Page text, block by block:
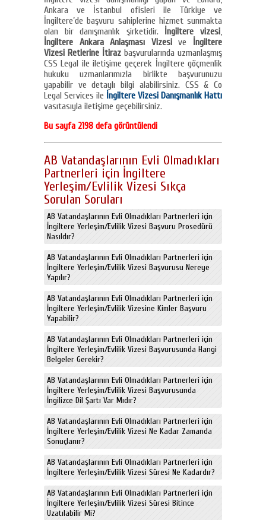
Ankara ve İstanbul ofisleri ile Türkiye ve
İngiltere’de başvuru sahiplerine hizmet sunmakta
olan bir danışmanlık şirketidir. İngiltere vizesi,
İngiltere Ankara Anlaşması Vizesive
İngiltere
Vizesi Retlerine İtiraz başvurularında uzmanlaşmış
CSS Legal ile iletişime geçerek İngiltere göçmenlik
hukuku uzmanlarımızla birlikte başvurunuzu
yapabilir ve detaylı bilgi alabilirsiniz. CSS & Co
Legal Services ile İngiltere Vizesi Danışmanlık Hattı
vasıtasıyla iletişime geçebilirsiniz.
Bu sayfa 2198 defa görüntülendi
AB Vatandaşlarının Evli Olmadıkları
Partnerleri için İngiltere
Yerleşim/Evlilik Vizesi Sıkça
Sorulan Soruları
AB Vatandaşlarının Evli Olmadıkları Partnerleri için
İngiltere Yerleşim/Evlilik Vizesi Başvuru Prosedürü
Nasıldır?
AB Vatandaşlarının Evli Olmadıkları Partnerleri için
İngiltere Yerleşim/Evlilik Vizesi Başvurusu Nereye
Yapılır?
AB Vatandaşlarının Evli Olmadıkları Partnerleri için
İngiltere Yerleşim/Evlilik Vizesine Kimler Başvuru
Yapabilir?
AB Vatandaşlarının Evli Olmadıkları Partnerleri için
İngiltere Yerleşim/Evlilik Vizesi Başvurusunda Hangi
Belgeler Gerekir?
AB Vatandaşlarının Evli Olmadıkları Partnerleri için
İngiltere Yerleşim/Evlilik Vizesi Başvurusunda
İngilizce Dil Şartı Var Mıdır?
AB Vatandaşlarının Evli Olmadıkları Partnerleri için
İngiltere Yerleşim/Evlilik Vizesi Ne Kadar Zamanda
Sonuçlanır?
AB Vatandaşlarının Evli Olmadıkları Partnerleri için
İngiltere Yerleşim/Evlilik Vizesi Süresi Ne Kadardır?
AB Vatandaşlarının Evli Olmadıkları Partnerleri için
İngiltere Yerleşim/Evlilik Vizesi Süresi Bitince
Uzatılabilir Mi?